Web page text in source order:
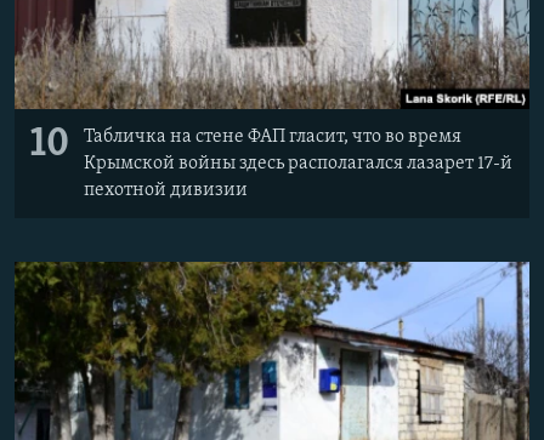
10
Табличка на стене ФАП гласит, что во время
Крымской войны здесь располагался лазарет 17-й
пехотной дивизии